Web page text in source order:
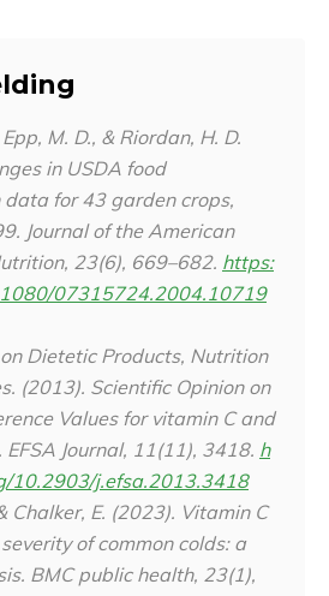
M. D., & Riordan, H. D.
in USDA food
data for 43 garden crops,
Journal of the American
, 23(6), 669–682. https:
07315724.2004.10719
Dietetic Products, Nutrition
(2013). Scientific Opinion on
Values for vitamin C and
EFSA Journal, 11(11), 3418. h
10.2903/j.efsa.2013.3418
Chalker, E. (2023). Vitamin C
of common colds: a
BMC public health, 23(1),